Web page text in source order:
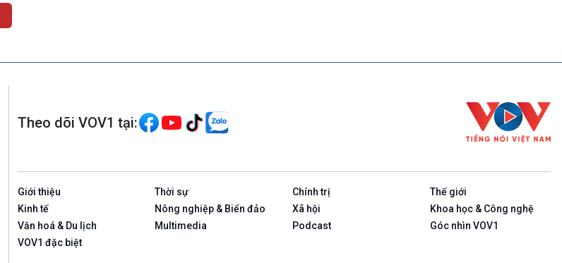
Theo dõi VOV1 tại:
Giới thiệu Thời sự Chính trị
Thế giới
Kinh tế
Nông nghiệp & Biển đảo Xã hội
Khoa học & Công nghệ
Văn hoá & Du lịch
Multimedia Podcast
Góc nhìn VOV1
VOV1 đặc biệt